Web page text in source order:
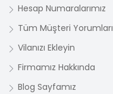
Hesap Numaralarımız
Tüm Müşteri Yorumları
Vilanızı Ekleyin
Firmamız Hakkında
Blog Sayfamız